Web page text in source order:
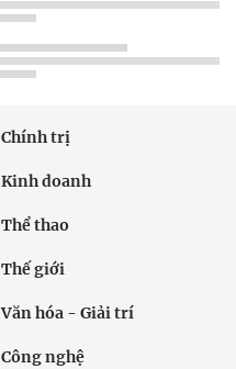
Chính trị
Kinh doanh
Thể thao
Thế giới
Văn hóa - Giải trí
Công nghệ